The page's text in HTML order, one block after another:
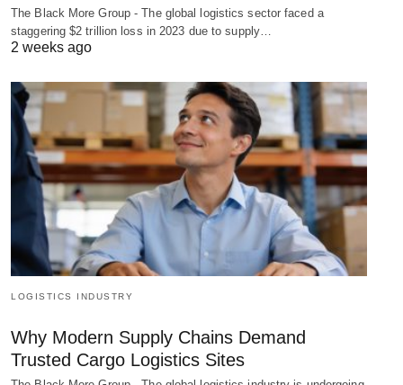
The Black More Group - The global logistics sector faced a
staggering $2 trillion loss in 2023 due to supply…
2 weeks ago
LOGISTICS INDUSTRY
Why Modern Supply Chains Demand
Trusted Cargo Logistics Sites